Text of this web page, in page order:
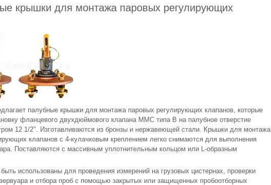
крышки для монтажа паровых регулирующих
палубные крышки для монтажа паровых регулирующих клапанов, которые
фланцевого двухдюймового клапана MMC типа B на палубное отверстие
12 1/2″. Изготавливаются из бронзы и нержавеющей стали. Крышки для монтажа
клапанов с 4-кулачковым креплением легко снимаются для выполнения
Поставляются с массивным уплотнительным кольцом или L-образным
использованы для проведения измерений на грузовых цистернах, проверки
и отбора проб с помощью закрытых или защищенных пробоотборных